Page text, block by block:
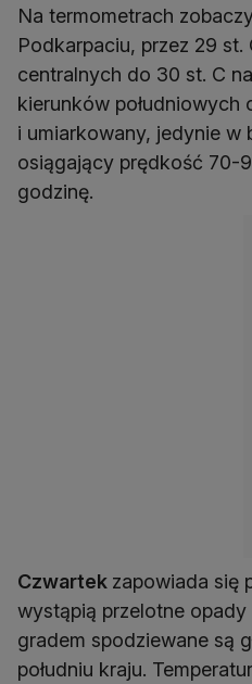
Na termometrach
Podkarpaciu, przez 29 st.
centralnych do 30 st. C
kierunków południowych
i umiarkowany, jedynie w
osiągający prędkość 70-
godzinę.
Czwartek zapowiada się
wystąpią przelotne opady
gradem spodziewane są
południu kraju.